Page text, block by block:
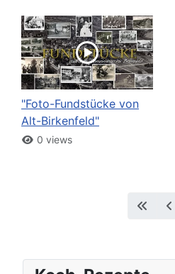
"Foto-Fundstücke von
Alt-Birkenfeld"
0 views